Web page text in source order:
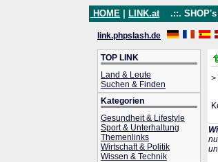
HOME LINK.at .::.
link.phpslash.de
TOP LINK
Land & Leute
Suchen & Finden
Kategorien
Gesundheit & Lifestyle
Sport & Unterhaltung
Themenlinks
Wirtschaft & Politik
Wissen & Technik
>